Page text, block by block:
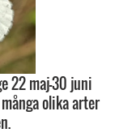
22 maj–30 juni
olika arter